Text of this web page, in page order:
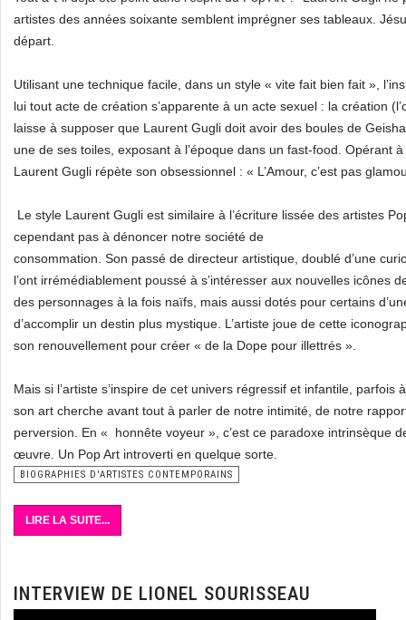
artistes des années soixante semblent imprégner ses tableaux.
départ.
Utilisant une technique facile, dans un style « vite fait bien fait »,
lui tout acte de création s’apparente à un acte sexuel : la création
laisse à supposer que Laurent Gugli doit avoir des boules de
une de ses toiles, exposant à l’époque dans un fast-food. Opérant
Laurent Gugli répète son obsessionnel : « L’Amour, c’est pas
Le style Laurent Gugli est similaire à l’écriture lissée des artistes
cependant pas à dénoncer notre société de
consommation. Son passé de directeur artistique, doublé d’une
l’ont irrémédiablement poussé à s’intéresser aux nouvelles
des personnages à la fois naïfs, mais aussi dotés pour certains
d’accomplir un destin plus mystique. L’artiste joue de cette
son renouvellement pour créer « de la Dope pour illettrés ».
Mais si l’artiste s’inspire de cet univers régressif et infantile,
son art cherche avant tout à parler de notre intimité, de notre
perversion. En « honnête voyeur », c’est ce paradoxe intrinsèque
œuvre. Un Pop Art introverti en quelque sorte.
BIOGRAPHIES D'ARTISTES CONTEMPORAINS
LIRE LA SUITE...
INTERVIEW DE LIONEL SOURISSEAU